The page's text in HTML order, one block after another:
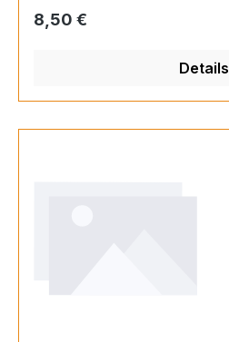
Regulärer Preis:
8,50 €
Details